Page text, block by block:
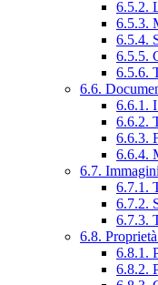
6.5.2.
6.5.3.
6.5.4.
6.5.5.
6.5.6.
6.6.
6.6.1.
6.6.2.
6.6.3.
6.6.4.
6.7.
6.7.1.
6.7.2.
6.7.3.
6.8.
6.8.1.
6.8.2.